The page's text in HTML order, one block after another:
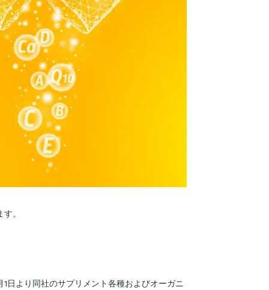
。
日より同社のサプリメント各種およびオーガニ